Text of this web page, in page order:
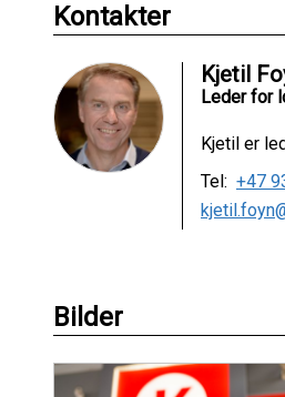
Kontakter
Kjetil
Leder for
Kjetil er
Tel: +47
Bilder